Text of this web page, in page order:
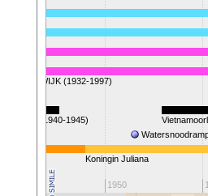
1950
Koningin Juliana
W.O. II (1940-1945)
KLOOTWIJK (1932-1997)